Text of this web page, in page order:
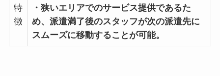
特
徴
・狭いエリアでのサービス提供であるた
め、派遣満了後のスタッフが次の派遣先に
スムーズに移動することが可能。